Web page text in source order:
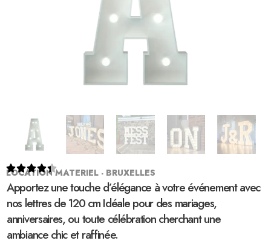

LOCATION MATERIEL - BRUXELLES
Apportez une touche d’élégance à votre événement avec
nos lettres de 120 cm Idéale pour des mariages,
anniversaires, ou toute célébration cherchant une
ambiance chic et raffinée.